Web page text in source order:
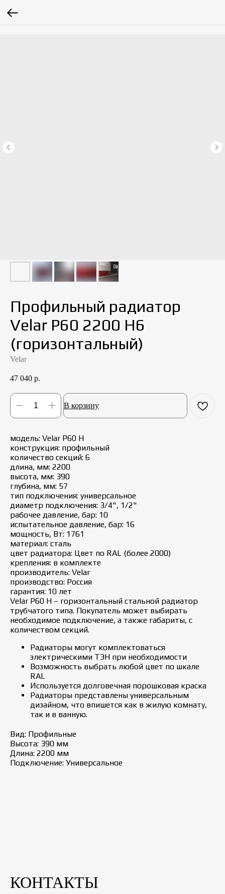
Профильный радиатор
Velar P60 2200 Н6
(горизонтальный)
Velar
47 040 р.
В корзину
модель: Velar P60 Н
конструкция: профильный
количество секций: 6
длина, мм: 2200
высота, мм: 390
глубина, мм: 57
тип подключения: универсальное
диаметр подключения: 3/4", 1/2"
рабочее давление, бар: 10
испытательное давление, бар: 16
мощность, Вт: 1761
материал: сталь
цвет радиатора: Цвет по RAL (более 2000)
крепления: в комплекте
производитель: Velar
производство: Россия
гарантия: 10 лет
Velar P60 H – горизонтальный стальной радиатор
трубчатого типа. Покупатель может выбирать
необходимое подключение, а также габариты, с
количеством секций.
Радиаторы могут комплектоваться
электрическими ТЭН при необходимости
Возможность выбрать любой цвет по шкале
RAL
Используется долговечная порошковая краска
Радиаторы представлены универсальным
дизайном, что впишется как в жилую комнату,
так и в ванную.
Вид: Профильные
Высота: 390 мм
Длина: 2200 мм
Подключение: Универсальное
КОНТАКТЫ